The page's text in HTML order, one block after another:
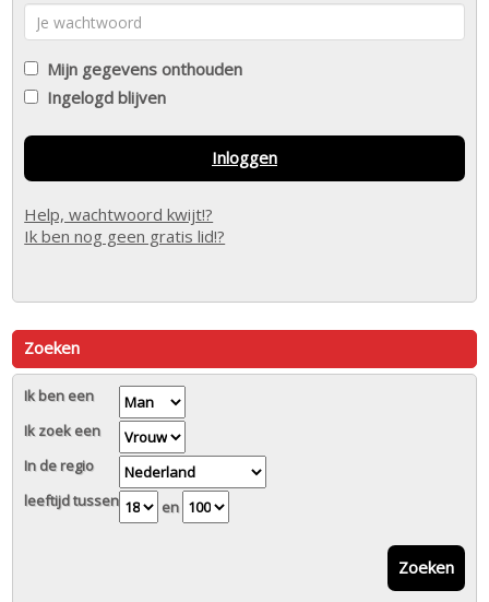
Mijn gegevens onthouden
Ingelogd blijven
Inloggen
Help, wachtwoord kwijt!?
Ik ben nog geen gratis lid!?
Zoeken
Ik ben een
Ik zoek een
In de regio
leeftijd tussen
en
Zoeken